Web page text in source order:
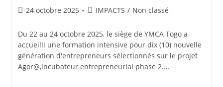
24 octobre 2025 IMPACTS / Non classé
Du 22 au 24 octobre 2025, le siège de YMCA Togo a
accueilli une formation intensive pour dix (10) nouvelle
génération d'entrepreneurs sélectionnés sur le projet
Agor@,incubateur entrepreneurial phase 2.…